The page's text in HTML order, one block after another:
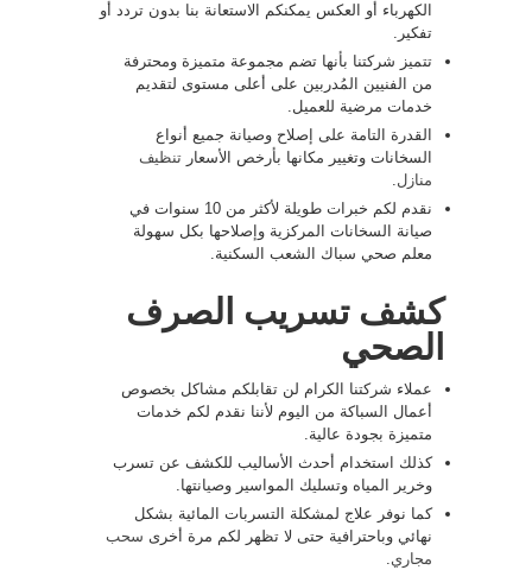
الكهرباء أو العكس يمكنكم الاستعانة بنا بدون تردد أو
تفكير.
تتميز شركتنا بأنها تضم مجموعة متميزة ومحترفة
من الفنيين المُدربين على أعلى مستوى لتقديم
خدمات مرضية للعميل.
القدرة التامة على إصلاح وصيانة جميع أنواع
السخانات وتغيير مكانها بأرخص الأسعار تنظيف
منازل.
نقدم لكم خبرات طويلة لأكثر من 10 سنوات في
صيانة السخانات المركزية وإصلاحها بكل سهولة
معلم صحي سباك الشعب السكنية.
كشف تسريب الصرف
الصحي
عملاء شركتنا الكرام لن تقابلكم مشاكل بخصوص
أعمال السباكة من اليوم لأننا نقدم لكم خدمات
متميزة بجودة عالية.
كذلك استخدام أحدث الأساليب للكشف عن تسرب
وخرير المياه وتسليك المواسير وصيانتها.
كما نوفر علاج لمشكلة التسربات المائية بشكل
نهائي وباحترافية حتى لا تظهر لكم مرة أخرى سحب
مجاري.